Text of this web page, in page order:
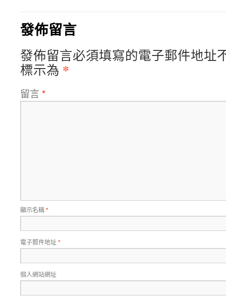
發佈留言
發佈留言必須填寫的電子郵件地址
標示為 *
留言 *
顯示名稱*
電子郵件地址*
個人網站網址